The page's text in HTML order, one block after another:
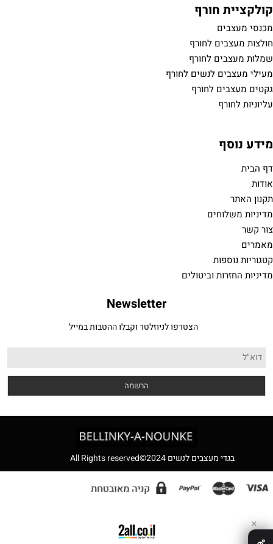
קולקציית חורף
מכנסי מעצבים
חולצות מעצבים לחורף
שמלות מעצבים לחורף
מעילי מעצבים לנשים לחורף
גקטים מעצבים לחורף
עליוניות לחורף
מידע נוסף
דף הבית
אודות
תקנון האתר
מדיניות משלוחים
צור קשר
מאמרים
קטגוריות נוספות
מדיניות החזרות וביטולים
Newsletter
הצטרפו לניוזלטר וקבלו ההטבות במייל
בגדי מעצבים לנשים 2024©All Rights reserved
✕